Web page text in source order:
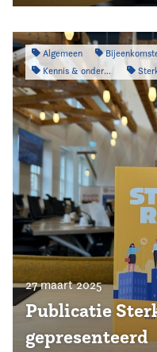
Algemeen
Kennis & onderzoek
27 maart 2025
Publicatie
gepresenteerd